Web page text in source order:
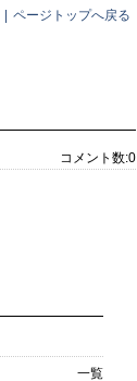
ページトップへ戻る
コメント数:0